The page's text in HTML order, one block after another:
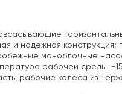
надежная конструкция;
моноблочные
рабочей среды: -
рабочие колеса из